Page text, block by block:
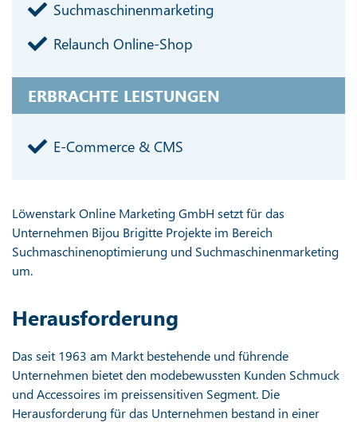
Suchmaschinenmarketing
Relaunch Online-Shop
ERBRACHTE LEISTUNGEN
E-Commerce & CMS
Löwenstark Online Marketing GmbH setzt für das
Unternehmen Bijou Brigitte Projekte im Bereich
Suchmaschinenoptimierung und Suchmaschinenmarketing
um.
Herausforderung
Das seit 1963 am Markt bestehende und führende
Unternehmen bietet den modebewussten Kunden Schmuck
und Accessoires im preissensitiven Segment. Die
Herausforderung für das Unternehmen bestand in einer